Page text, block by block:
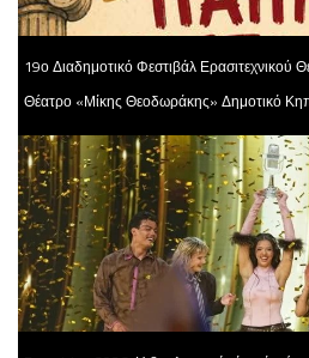
19ο Διαδημοτικό Φεστιβάλ Ερασιτεχνικού
Θέατρο «Μίκης Θεοδωράκης» Δημοτικό